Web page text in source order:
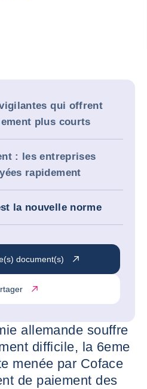
qui offrent
plus courts
: les entreprises
rapidement
la nouvelle norme
document(s)
allemande souffre
difficile, la 6eme
menée par Coface
de paiement des